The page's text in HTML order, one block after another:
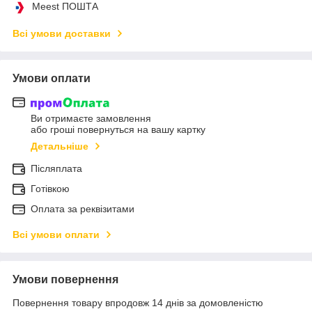
Meest ПОШТА
Всі умови доставки
Умови оплати
Ви отримаєте замовлення
або гроші повернуться на вашу картку
Детальніше
Післяплата
Готівкою
Оплата за реквізитами
Всі умови оплати
Умови повернення
Повернення товару впродовж 14 днів за домовленістю